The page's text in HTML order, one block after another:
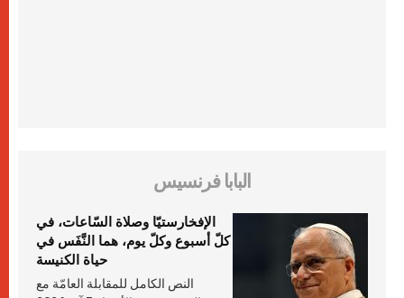
البابا فرنسيس
الإفخارستيّا وصلاة السّاعات، في
كلّ أسبوع وكلّ يوم، هما النَّفَس في
حياة الكنيسة
النص الكامل للمقابلة العامّة مع